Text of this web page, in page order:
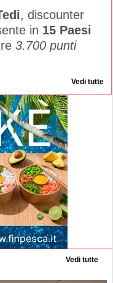
, discounter
in 15 Paesi
3.700 punti
Vedi tutte
Vedi tutte